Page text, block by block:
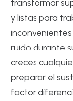
transformar
y listas para
ruido durante
creces
preparar el
factor